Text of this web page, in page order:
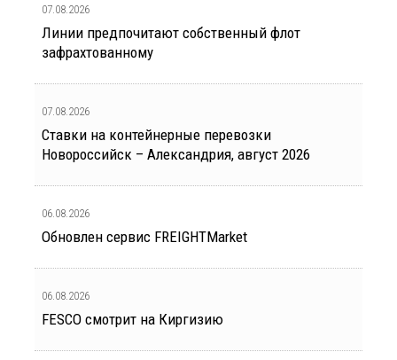
07.08.2026
Линии предпочитают собственный флот
зафрахтованному
07.08.2026
Ставки на контейнерные перевозки
Новороссийск – Александрия, август 2026
06.08.2026
Обновлен сервис FREIGHTMarket
06.08.2026
FESCO смотрит на Киргизию